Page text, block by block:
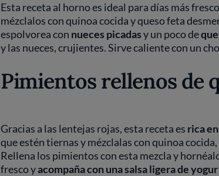
Esta receta al horno es ideal para días más
mézclalos con quinoa cocida y queso feta
espolvorea con nueces picadasy un poco de
y las nueces, crujientes. Sirve caliente con un
Pimientos rellenos de
Gracias a las lentejas rojas, esta receta es rica
que estén tiernas y mézclalas con quinoa
Rellena los pimientos con esta mezcla y
fresco yacompaña con una salsa ligera de